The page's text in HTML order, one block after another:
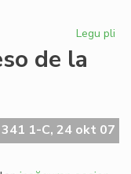
Legu pli
de la
341 1-C, 24 okt 07